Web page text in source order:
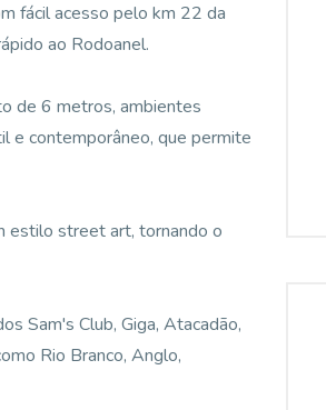
fácil acesso pelo km 22 da
ao Rodoanel.
de 6 metros, ambientes
e contemporâneo, que permite
estilo street art, tornando o
Sam's Club, Giga, Atacadão,
Rio Branco, Anglo,